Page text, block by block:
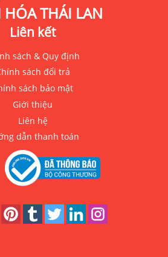
HÓA THÁI LAN
Liên kết
sách & Quy định
sách đổi trả
sách bảo mật
Giới thiệu
Liên hệ
dẫn thanh toán